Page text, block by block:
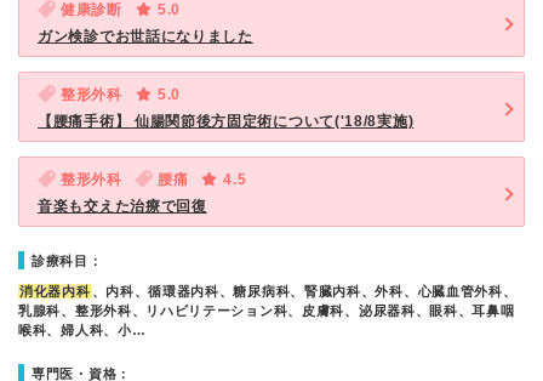
健康診断
5.0
ガン検診でお世話になりました
整形外科
5.0
【腰痛手術】 仙腸関節後方固定術について('18/8実施)
整形外科 腰痛
4.5
音楽も交えた治療で回復
診療科目：
消化器内科 、内科、循環器内科、糖尿病科、腎臓内科、外科、心臓血管外科、
乳腺科、整形外科、リハビリテーション科、皮膚科、泌尿器科、眼科、耳鼻咽
喉科、婦人科、小…
専門医・資格：